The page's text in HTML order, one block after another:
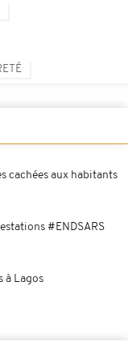
cachées aux habitants
#ENDSARS
à Lagos